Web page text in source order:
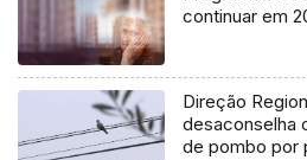
continuar em
Direção
desaconselha
de pombo por